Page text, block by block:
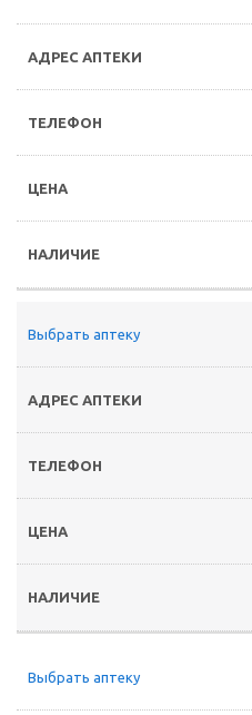
Выбрать аптеку
Выбрать аптеку